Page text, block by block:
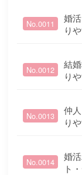
No.0011
婚
り
No.0012
結
り
No.0013
仲
り
No.0014
婚
ト